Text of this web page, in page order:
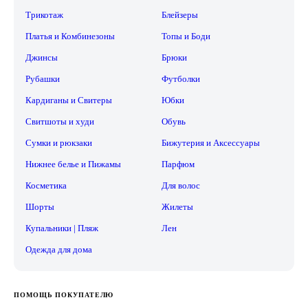
Трикотаж Блейзеры
Платья и Комбинезоны Топы и Боди
Джинсы Брюки
Рубашки Футболки
Кардиганы и Свитеры Юбки
Свитшоты и худи Обувь
Сумки и рюкзаки Бижутерия и Аксессуары
Нижнее белье и Пижамы Парфюм
Косметика Для волос
Шорты Жилеты
Купальники | Пляж Лен
Одежда для дома
ПОМОЩЬ ПОКУПАТЕЛЮ